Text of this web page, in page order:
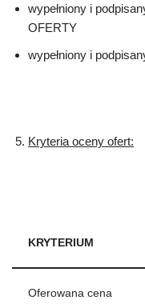
wypełniony i
OFERTY
wypełniony i
Kryteria oceny ofert:
KRYTERIUM
Oferowana cena